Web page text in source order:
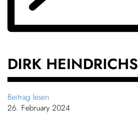
DIRK HEINDRICHS
Beitrag lesen
26. February 2024